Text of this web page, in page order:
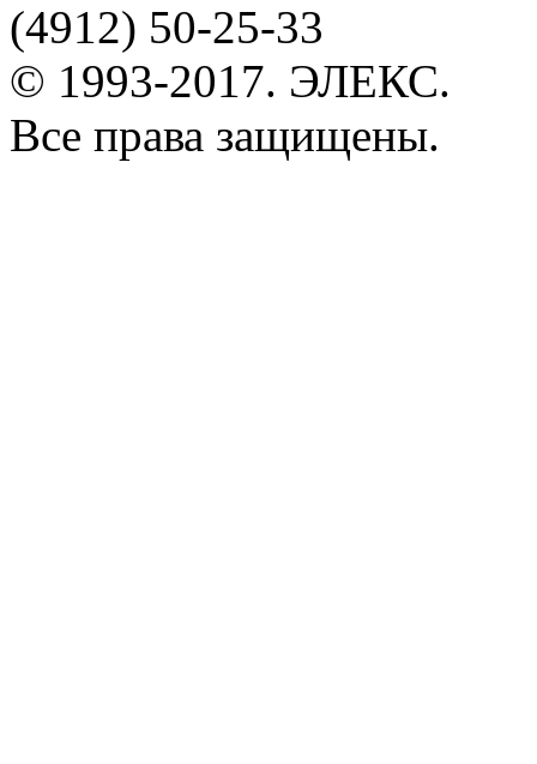
(4912) 50-25-33
© 1993-2017. ЭЛЕКС.
Все права защищены.